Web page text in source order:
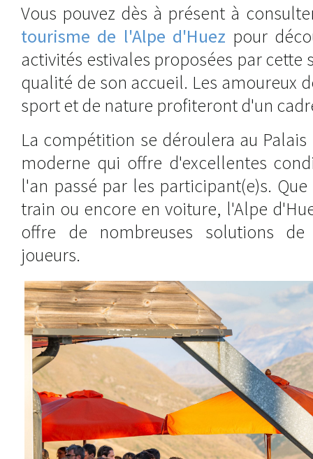
Vous pouvez dès à présent à
tourisme de l'Alpe d'Huez pour
activités estivales proposées par cette
qualité de son accueil. Les amoureux
sport et de nature profiteront d'un
La compétition se déroulera au
moderne qui offre d'excellentes
l'an passé par les participant(e)s.
train ou encore en voiture, l'Alpe
offre de nombreuses solutions
joueurs.